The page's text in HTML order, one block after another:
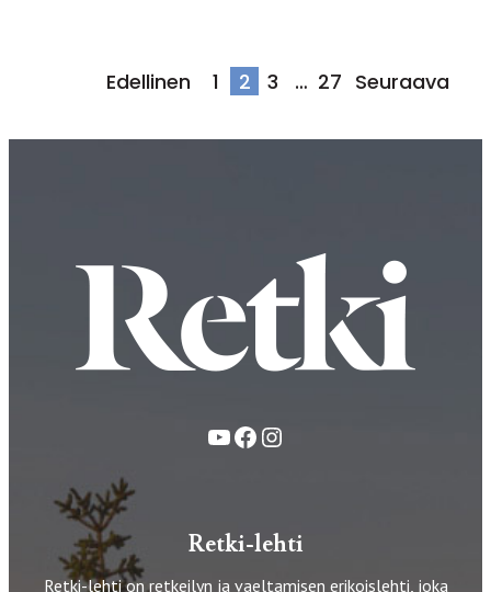
Artikkelien
Edellinen 1 2 3 … 27 Seuraava
YouTube
FacebookInstagram
Retki-lehti
Retki-lehti on retkeilyn ja vaeltamisen erikoislehti, joka